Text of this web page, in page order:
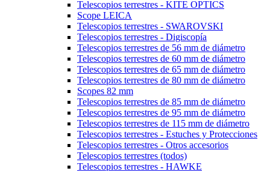
Telescopios terrestres - KITE OPTICS
Scope LEICA
Telescopios terrestres - SWAROVSKI
Telescopios terrestres - Digiscopía
Telescopios terrestres de 56 mm de diámetro
Telescopios terrestres de 60 mm de diámetro
Telescopios terrestres de 65 mm de diámetro
Telescopios terrestres de 80 mm de diámetro
Scopes 82 mm
Telescopios terrestres de 85 mm de diámetro
Telescopios terrestres de 95 mm de diámetro
Telescopios terrestres de 115 mm de diámetro
Telescopios terrestres - Estuches y Protecciones
Telescopios terrestres - Otros accesorios
Telescopios terrestres (todos)
Telescopios terrestres - HAWKE